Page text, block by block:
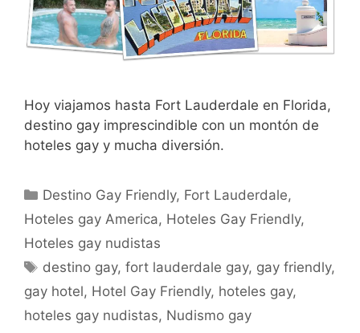
Hoy viajamos hasta Fort Lauderdale en Florida,
destino gay imprescindible con un montón de
hoteles gay y mucha diversión.
Categorías
Destino Gay Friendly, Fort Lauderdale,
Hoteles gay America, Hoteles Gay Friendly,
Hoteles gay nudistas
Etiquetas
destino gay,fort lauderdale gay, gay friendly,
gay hotel, Hotel Gay Friendly, hoteles gay,
hoteles gay nudistas, Nudismo gay